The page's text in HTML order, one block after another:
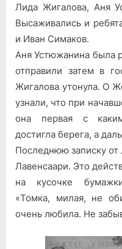
Лида Жигалова, Аня
Высаживались и
и Иван Симаков.
Аня Устюжанина была
отправили затем в
Жигалова утонула. О
узнали, что при
она первая с
достигла берега, а
Последнюю записку
Лавенсаари. Это
на кусочке
«Томка, милая, не
очень любила. Не